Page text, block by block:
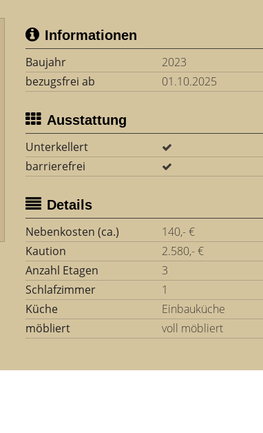
Informationen
Baujahr
2023
bezugsfrei ab
01.10.2025
Ausstattung
Unterkellert
barrierefrei
Details
Nebenkosten (ca.)
140,- €
Kaution
2.580,- €
Anzahl Etagen
3
Schlafzimmer
1
Küche
Einbauküche
möbliert
voll möbliert